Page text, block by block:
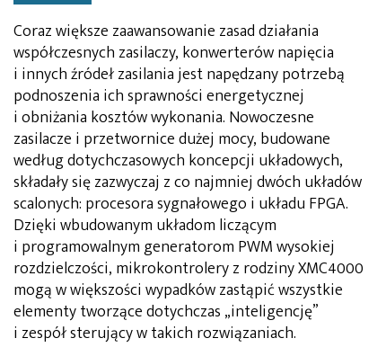
Coraz większe zaawansowanie zasad działania
współczesnych zasilaczy, konwerterów napięcia
i innych źródeł zasilania jest napędzany potrzebą
podnoszenia ich sprawności energetycznej
i obniżania kosztów wykonania. Nowoczesne
zasilacze i przetwornice dużej mocy, budowane
według dotychczasowych koncepcji układowych,
składały się zazwyczaj z co najmniej dwóch układów
scalonych: procesora sygnałowego i układu FPGA.
Dzięki wbudowanym układom liczącym
i programowalnym generatorom PWM wysokiej
rozdzielczości, mikrokontrolery z rodziny XMC4000
mogą w większości wypadków zastąpić wszystkie
elementy tworzące dotychczas „inteligencję”
i zespół sterujący w takich rozwiązaniach.